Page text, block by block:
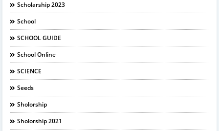
Scholarship 2023
School
SCHOOL GUIDE
School Online
SCIENCE
Seeds
Sholorship
Sholorship 2021